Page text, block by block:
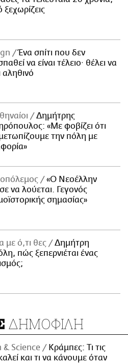
ξεχωρίζεις
Ένα σπίτι που δεν
να είναι τέλειο· θέλει να
αληθινό
Δημήτρης
«Με φοβίζει ότι
την πόλη με
«Ο Νεοέλλην
να λούεται. Γεγονός
σημασίας»
με ό,τι θες
Δημήτρη
πώς ξεπερνιέται ένας
ΔΗΜΟΦΙΛΗ
& Science
Κράμπες: Τι τις
και τι να κάνουμε όταν